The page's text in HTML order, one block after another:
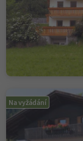
Na vyžádání